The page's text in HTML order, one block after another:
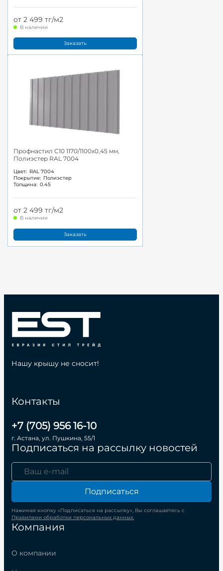
от 2 499 тг/м2
В наличии
Заказать
Профнастил С10 1170/1100x0,45 мм,
Полиэстер RAL 7004
Цвет: RAL 7004
Покрытие: Полиэстер
Толщина: 0.45
от 2 499 тг/м2
В наличии
Заказать
Компания
О компании
Контакты
+7 (705) 956 16-10
г. Астана, ул. Пушкина, 55/1
Подписаться на рассылку новостей
Подписаться
Нажимая кнопку «Подписаться на рассылку», Вы соглашаетесь с
Правилами обработки персональных данных.
Нашу крышу не сносит!